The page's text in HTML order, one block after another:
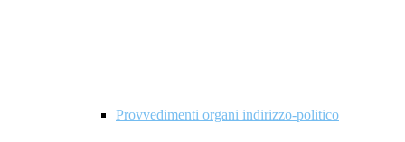
Provvedimenti organi indirizzo-politico